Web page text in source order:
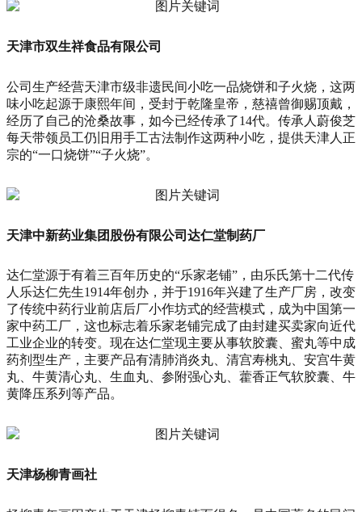
天津市双生祥食品有限公司
公司生产经营天津市级非遗民间小吃一品烧饼和子火烧，这两
味小吃起源于康熙年间，受封于乾隆皇帝，慈禧曾御赐顶戴，
经历了自己的沧桑故事，如今已经传承了14代。传承人蔚俊芝
每天带领员工仍旧用手工古法制作这两种小吃，提供天津人正
宗的“一口烧饼”“子火烧”。
天津中新药业集团股份有限公司达仁堂制药厂
达仁堂源于有着三百年历史的“乐家老铺”，由乐氏第十二代传
人乐达仁先生1914年创办，并于1916年兴建了生产厂房，改变
了传统中药行业前店后厂小作坊式的经营模式，成为中国第一
家中药工厂，这也标志着乐家老铺完成了由封建买卖家向近代
工业企业的转变。现在达仁堂现主要从事软胶囊、蜜丸等中成
药剂型生产，主要产品有清肺消炎丸、清宫寿桃丸、安宫牛黄
丸、牛黄清心丸、生血丸、参附强心丸、藿香正气软胶囊、牛
黄降压系列等产品。
天津杨柳青画社